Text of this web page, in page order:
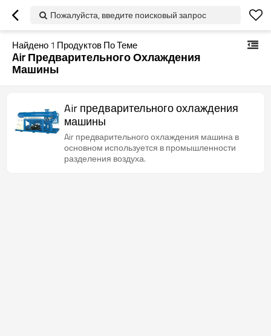
Пожалуйста, введите поисковый запрос
Найдено 1 Продуктов По Теме
Air Предварительного Охлаждения
Машины
Air предварительного охлаждения
машины
Air предварительного охлаждения машина в
основном используется в промышленности
разделения воздуха.